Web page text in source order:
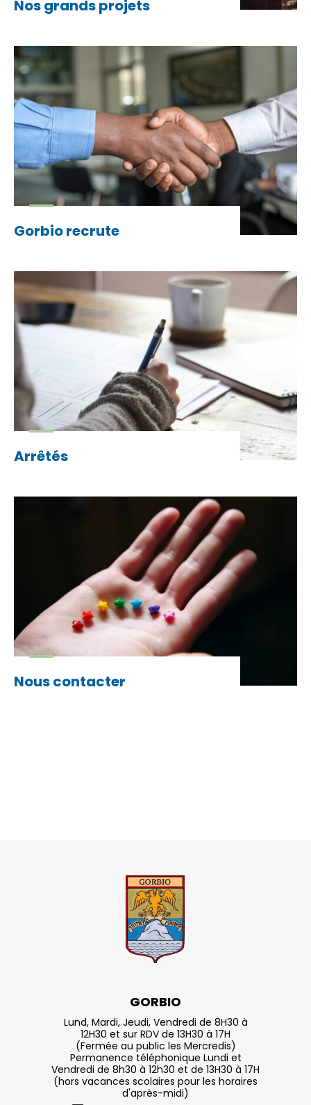
Nos grands projets
Gorbio recrute
Arrêtés
Nous contacter
GORBIO
Lund, Mardi, Jeudi, Vendredi de 8H30 à
12H30 et sur RDV de 13H30 à 17H
(Fermée au public les Mercredis)
Permanence téléphonique Lundi et
Vendredi de 8h30 à 12h30 et de 13H30 à 17H
(hors vacances scolaires pour les horaires
d'après-midi)